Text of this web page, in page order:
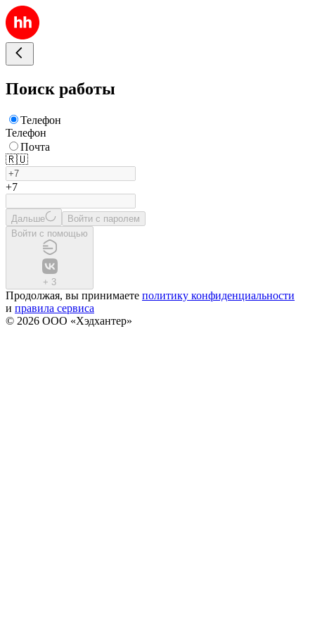
Поиск работы
Телефон
Телефон
Почта
🇷🇺
+7
Дальше
Войти с паролем
Войти с помощью
+ 3
Продолжая, вы принимаете политику конфиденциальности
и правила сервиса
© 2026 ООО «Хэдхантер»